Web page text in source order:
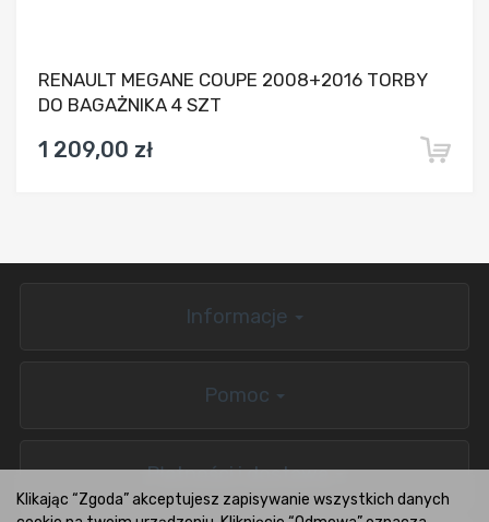
RENAULT MEGANE COUPE 2008+2016 TORBY
DO BAGAŻNIKA 4 SZT
1 209,00 zł
Informacje
Pomoc
Płatności i dostawa
Klikając “Zgoda” akceptujesz zapisywanie wszystkich danych